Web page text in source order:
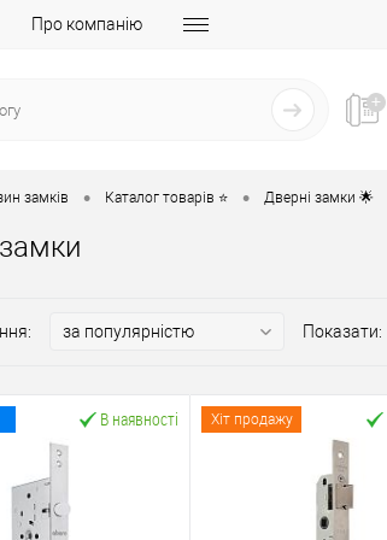
Про компанію
замків • Каталог товарів ⭐ • Дверні замки 🌟
Показати:
В наявності Хіт продажу